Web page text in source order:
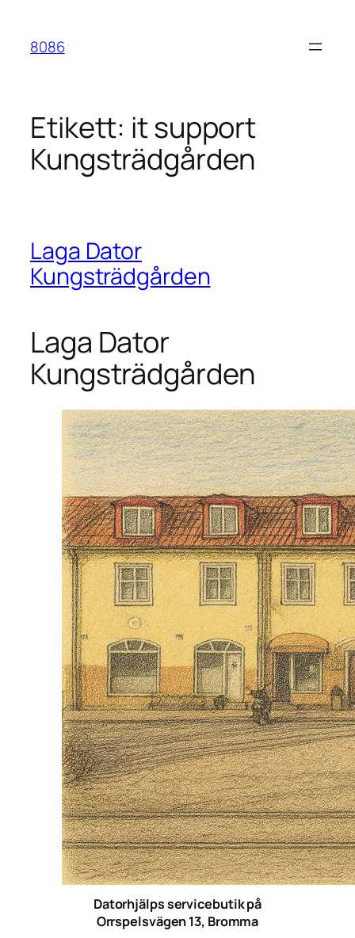
innehåll
8086
Etikett: it support
Kungsträdgården
Laga Dator
Kungsträdgården
Laga Dator
Kungsträdgården
Datorhjälps servicebutik på
Orrspelsvägen 13, Bromma